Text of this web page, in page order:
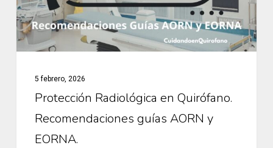
AORN
y
EORNA.
5 febrero, 2026
Protección Radiológica en Quirófano.
Recomendaciones guías AORN y
EORNA.